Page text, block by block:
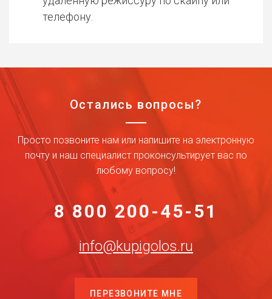
телефону.
Остались вопросы?
Просто позвоните нам или напишите на электронную
почту и наш специалист проконсультирует вас по
любому вопросу!
8 800 200-45-51
info@kupigolos.ru
ПЕРЕЗВОНИТЕ МНЕ